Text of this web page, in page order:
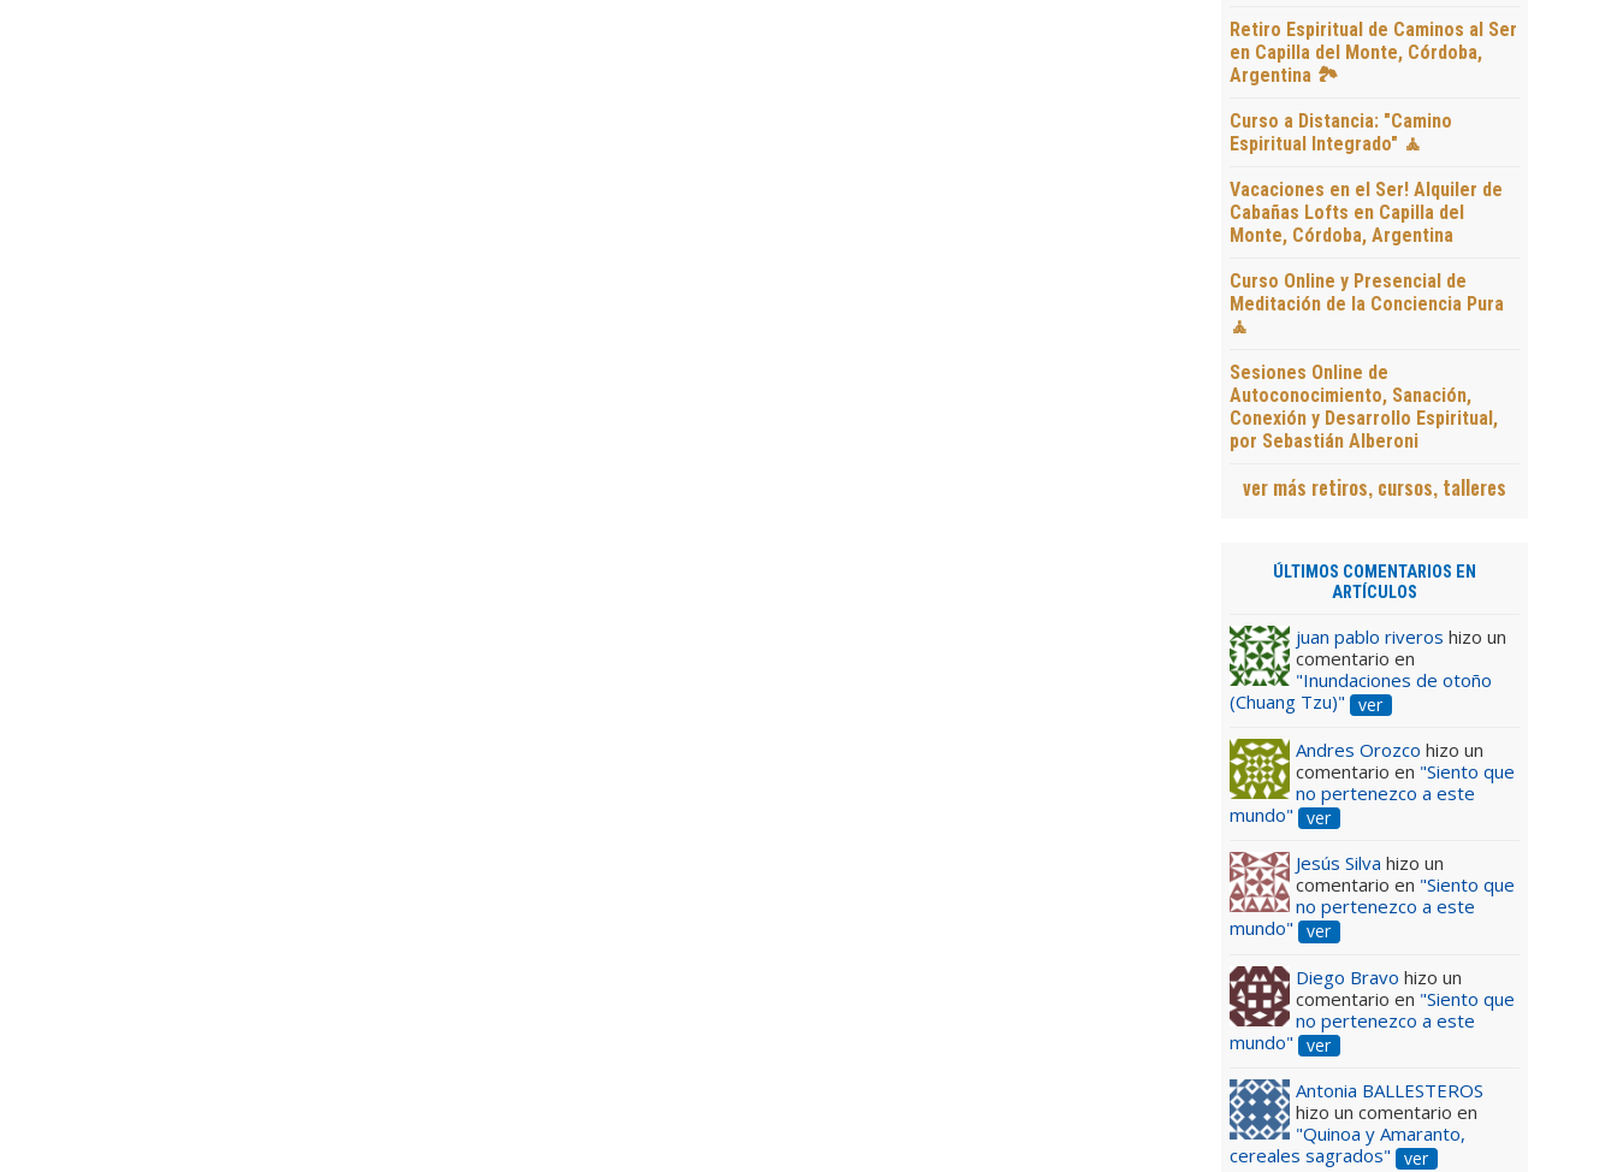
Retiro Espiritual de Caminos al Ser
en Capilla del Monte, Córdoba,
Argentina 🏞️
Curso a Distancia: "Camino
Espiritual Integrado" 🧘
Vacaciones en el Ser! Alquiler de
Cabañas Lofts en Capilla del
Monte, Córdoba, Argentina
Curso Online y Presencial de
Meditación de la Conciencia Pura
🧘
Sesiones Online de
Autoconocimiento, Sanación,
Conexión y Desarrollo Espiritual,
por Sebastián Alberoni
ver más retiros, cursos, talleres
ÚLTIMOS COMENTARIOS EN
ARTÍCULOS
juan pablo riveros hizo un
comentario en
"Inundaciones de otoño
(Chuang Tzu)"
ver
Andres Orozco hizo un
comentario en "Siento que
no pertenezco a este
mundo"
ver
Jesús Silva hizo un
comentario en "Siento que
no pertenezco a este
mundo"
ver
Diego Bravo hizo un
comentario en "Siento que
no pertenezco a este
mundo"
ver
Antonia BALLESTEROS
hizo un comentario en
"Quinoa y Amaranto,
cereales sagrados"
ver